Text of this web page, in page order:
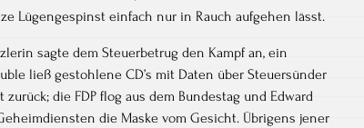
Lügengespinst einfach nur in Rauch aufgehen lässt.
sagte dem Steuerbetrug den Kampf an, ein
ließ gestohlene CD’s mit Daten über Steuersünder
die FDP flog aus dem Bundestag und Edward
die Maske vom Gesicht. Übrigens jener